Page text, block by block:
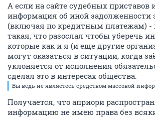
А если на сайте судебных приставов
информация об иной задолженности
(включая по кредитным платежам) -
такая, что разослал чтобы уберечь
которые как и я (и еще другие
могут оказаться в ситуации, когда
уклоняется от исполнения
сделал это в интересах общества.
Вы ведь не являетесь средством массовой
Получается, что априори
информацию не имею права без